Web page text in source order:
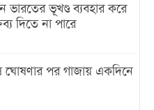
ভারতের ভূখণ্ড ব্যবহার করে
দিতে না পারে
ঘোষণার পর গাজায় একদিনে